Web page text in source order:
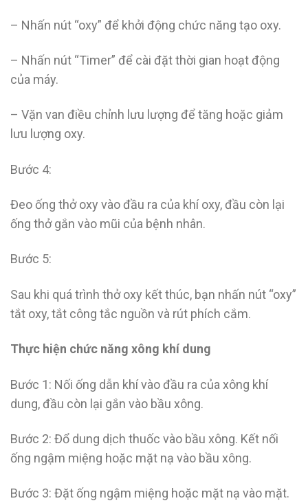
– Nhấn nút “oxy” để khởi động chức năng tạo oxy.
– Nhấn nút “Timer” để cài đặt thời gian hoạt động
của máy.
– Vặn van điều chỉnh lưu lượng để tăng hoặc giảm
lưu lượng oxy.
Bước 4:
Đeo ống thở oxy vào đầu ra của khí oxy, đầu còn lại
ống thở gắn vào mũi của bệnh nhân.
Bước 5:
Sau khi quá trình thở oxy kết thúc, bạn nhấn nút “oxy”
tắt oxy, tắt công tắc nguồn và rút phích cắm.
Thực hiện chức năng xông khí dung
Bước 1: Nối ống dẫn khí vào đầu ra của xông khí
dung, đầu còn lại gắn vào bầu xông.
Bước 2: Đổ dung dịch thuốc vào bầu xông. Kết nối
ống ngậm miệng hoặc mặt nạ vào bầu xông.
Bước 3: Đặt ống ngậm miệng hoặc mặt nạ vào mặt.